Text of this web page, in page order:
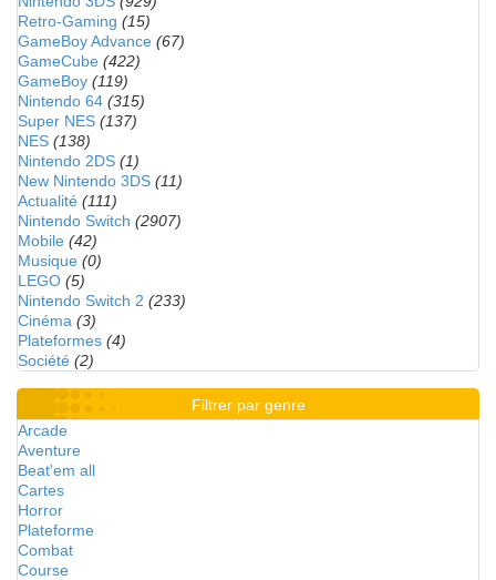
Retro-Gaming (15)
GameBoy Advance (67)
GameCube (422)
GameBoy (119)
Nintendo 64 (315)
Super NES (137)
NES (138)
Nintendo 2DS (1)
New Nintendo 3DS (11)
Actualité (111)
Nintendo Switch (2907)
Mobile (42)
Musique (0)
LEGO (5)
Nintendo Switch 2 (233)
Cinéma (3)
Plateformes (4)
Société (2)
Filtrer par genre
Arcade
Aventure
Beat'em all
Cartes
Horror
Plateforme
Combat
Course